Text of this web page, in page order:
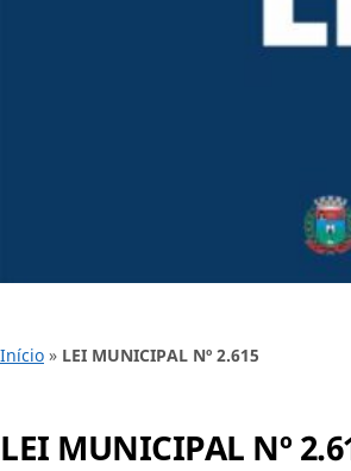
Início » LEI MUNICIPAL Nº 2.615
LEI MUNICIPAL Nº